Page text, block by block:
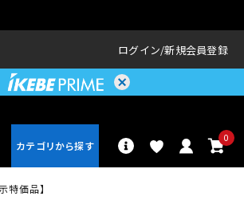
ログイン 新規会員登録
0
価品】